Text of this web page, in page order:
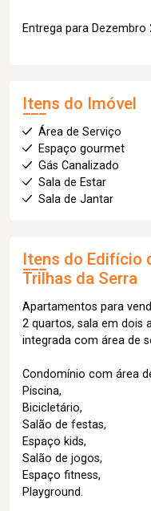
Entrega para Dezembro
Itens do Imóvel
Área de Serviço
Espaço gourmet
Gás Canalizado
Sala de Estar
Sala de Jantar
Itens do Edifício
Trilhas da Serra
Apartamentos para
2 quartos, sala em dois
integrada com área de
Condomínio com área
Piscina,
Bicicletário,
Salão de festas,
Espaço kids,
Salão de jogos,
Espaço fitness,
Playground.